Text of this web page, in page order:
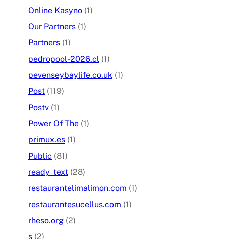
Online Kasyno (1)
Our Partners (1)
Partners (1)
pedropool-2026.cl (1)
pevenseybaylife.co.uk (1)
Post (119)
Postv (1)
Power Of The (1)
primux.es (1)
Public (81)
ready_text (28)
restaurantelimalimon.com (1)
restaurantesucellus.com (1)
rheso.org (2)
s (2)